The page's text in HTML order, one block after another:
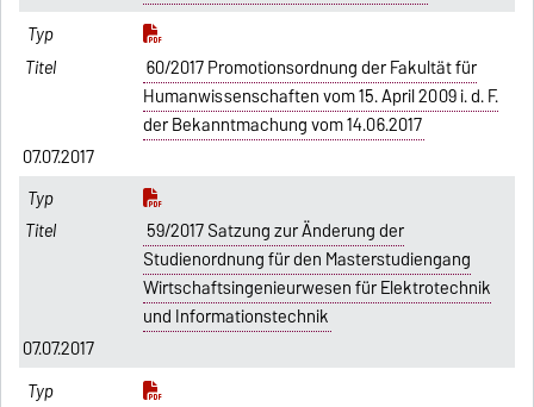
60/2017 Promotionsordnung der Fakultät für
Humanwissenschaften vom 15. April 2009 i. d. F.
der Bekanntmachung vom 14.06.2017
07.07.2017
59/2017 Satzung zur Änderung der
Studienordnung für den Masterstudiengang
Wirtschaftsingenieurwesen für Elektrotechnik
und Informationstechnik
07.07.2017